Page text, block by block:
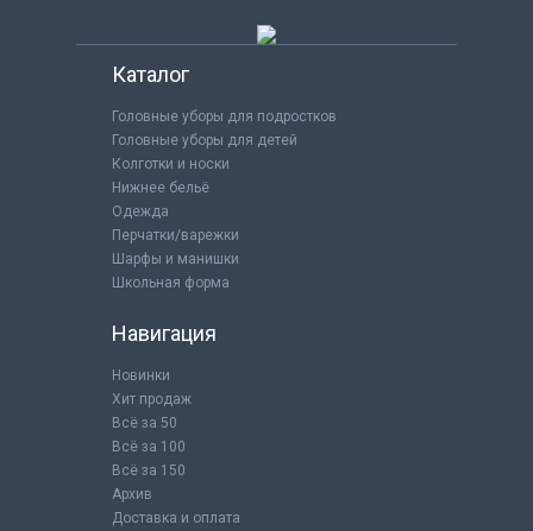
Каталог
Головные уборы для подростков
Головные уборы для детей
Колготки и носки
Нижнее бельё
Одежда
Перчатки/варежки
Шарфы и манишки
Школьная форма
Навигация
Новинки
Хит продаж
Всё за 50
Всё за 100
Всё за 150
Архив
Доставка и оплата